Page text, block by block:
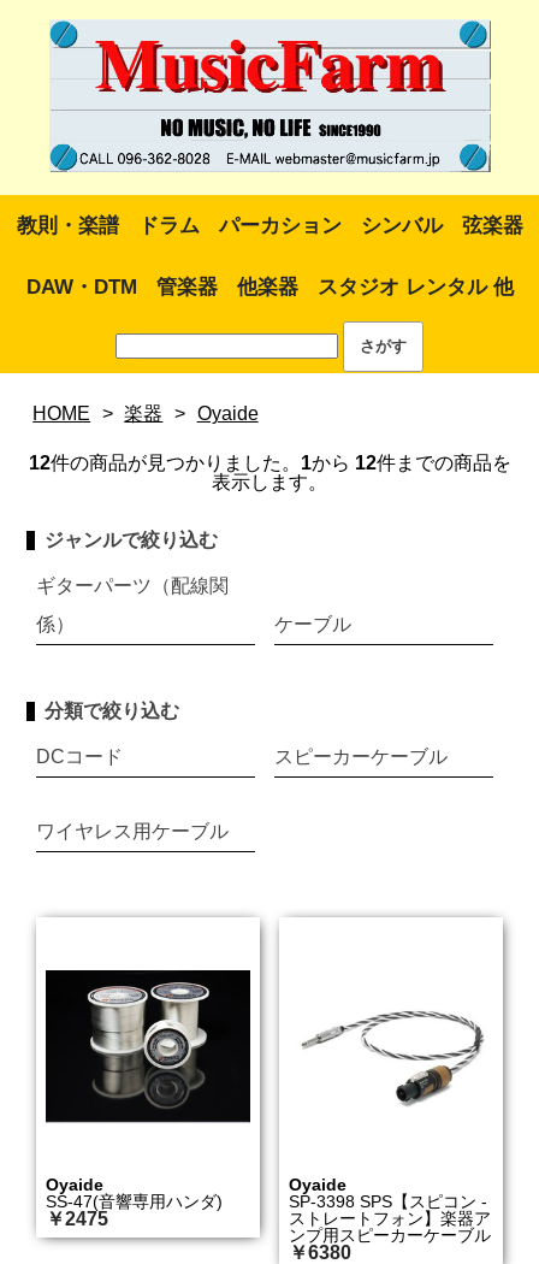
教則・楽譜 ドラム パーカション シンバル 弦楽器
DAW・DTM 管楽器 他楽器 スタジオ レンタル 他
HOME > 楽器 > Oyaide
12件の商品が見つかりました。 1から 12件までの商品を
表示します。
ジャンルで絞り込む
ギターパーツ（配線関
係）
ケーブル
分類で絞り込む
DCコード スピーカーケーブル
ワイヤレス用ケーブル
Oyaide
SS-47(音響専用ハンダ)
￥2475
Oyaide
SP-3398 SPS【スピコン -
ストレートフォン】楽器ア
ンプ用スピーカーケーブル
￥6380